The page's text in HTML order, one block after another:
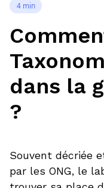
4 min
dans la
?
Souvent décriée
par les ONG, le